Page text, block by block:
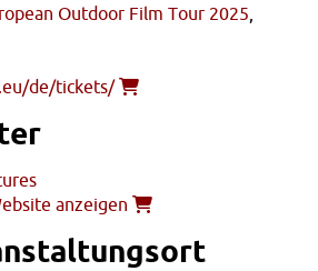
Outdoor Film Tour 2025
de/tickets/
anzeigen